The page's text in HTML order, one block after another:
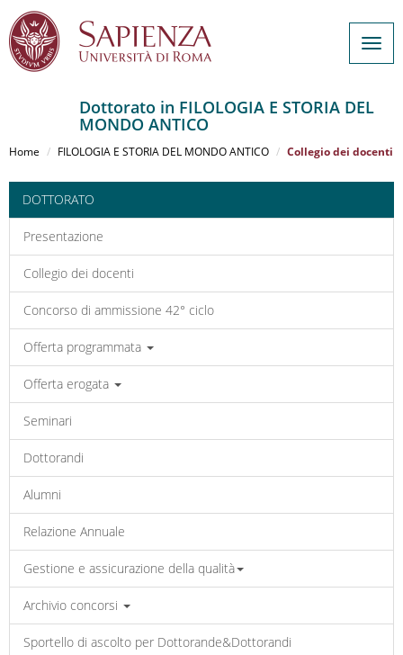
al
principale
Dottorato in FILOLOGIA E STORIA DEL
MONDO ANTICO
Home FILOLOGIA E STORIA DEL MONDO ANTICO Collegio dei docenti
DOTTORATO
Presentazione
Collegio dei docenti
Concorso di ammissione 42° ciclo
Offerta programmata
Offerta erogata
Seminari
Dottorandi
Alumni
Relazione Annuale
Gestione e assicurazione della qualità
Archivio concorsi
Sportello di ascolto per Dottorande&Dottorandi